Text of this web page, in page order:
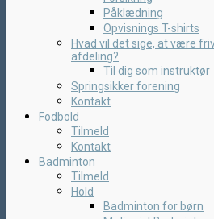
Påklædning
Opvisnings T-shirts
Hvad vil det sige, at være
afdeling?
Til dig som instruktør
Springsikker forening
Kontakt
Fodbold
Tilmeld
Kontakt
Badminton
Tilmeld
Hold
Badminton for børn